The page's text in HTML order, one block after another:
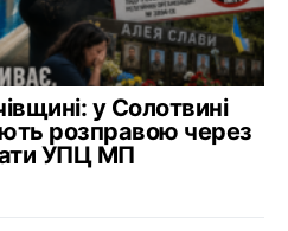
у Солотвині
розправою через
УПЦ МП